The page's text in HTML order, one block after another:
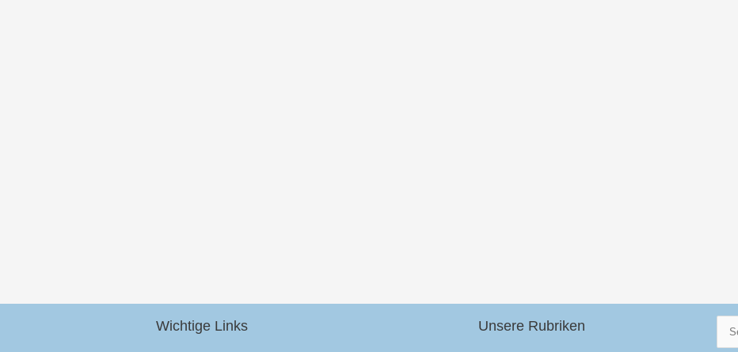
Wichtige Links Unsere Rubriken